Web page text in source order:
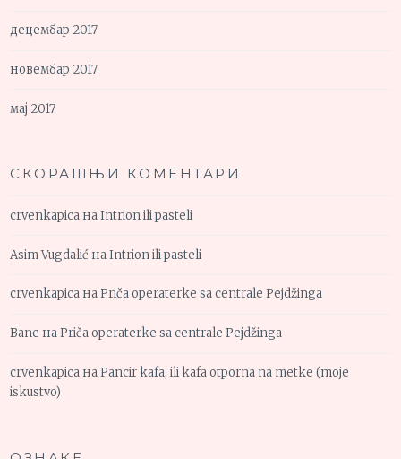
децембар 2017
новембар 2017
мај 2017
СКОРАШЊИ КОМЕНТАРИ
crvenkapica наIntrion ili pasteli
Asim Vugdalić наIntrion ili pasteli
crvenkapica наPriča operaterke sa centrale Pejdžinga
Bane наPriča operaterke sa centrale Pejdžinga
crvenkapica наPancir kafa, ili kafa otporna na metke (moje
iskustvo)